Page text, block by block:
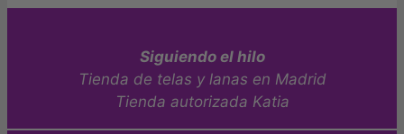
Siguiendo el hilo
Tienda de telas y lanas en Madrid
Tienda autorizada Katia